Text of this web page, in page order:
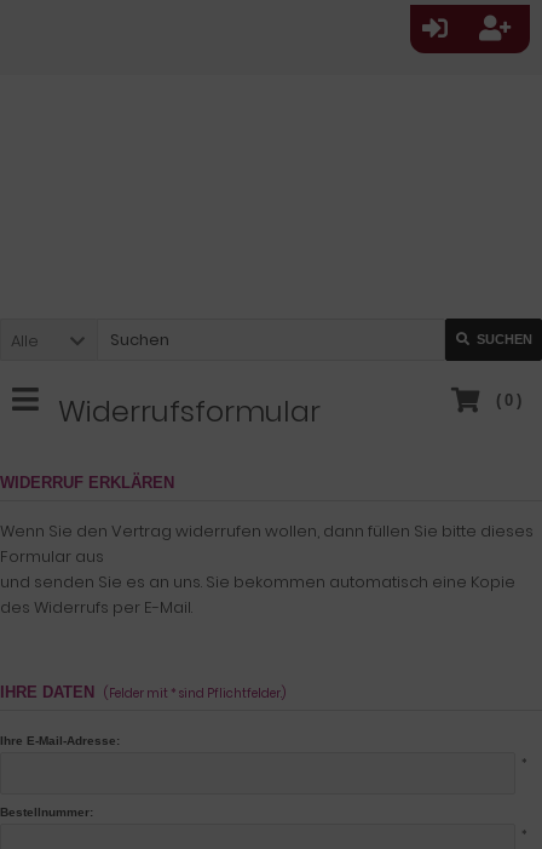
Alle SUCHEN
( 0 )
Widerrufsformular
WIDERRUF ERKLÄREN
Wenn Sie den Vertrag widerrufen wollen, dann füllen Sie bitte dieses
Formular aus
und senden Sie es an uns. Sie bekommen automatisch eine Kopie
des Widerrufs per E-Mail.
IHRE DATEN (Felder mit * sind Pflichtfelder.)
Ihre E-Mail-Adresse:
*
Bestellnummer:
*